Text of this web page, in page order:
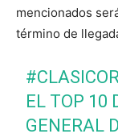
mencionados
término de
EL TOP 10
GENERAL